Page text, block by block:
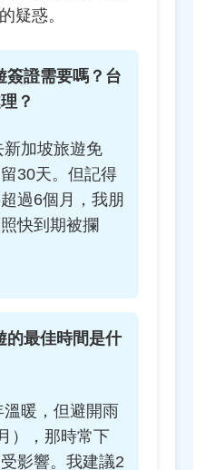
疑惑。
簽證需要嗎？台
？
加坡旅遊免
30天。但記得
過6個月，我朋
快到期被攔
的最佳時間是什
暖，但避開雨
），那時常下
影響。我建議2